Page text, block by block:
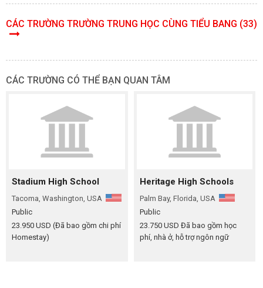
CÁC TRƯỜNG TRƯỜNG TRUNG HỌC CÙNG TIỂU BANG (33)
CÁC TRƯỜNG CÓ THỂ BẠN QUAN TÂM
Stadium High School
Tacoma, Washington, USA
Public
23.950 USD (Đã bao gồm chi phí
Homestay)
Heritage High Schools
Palm Bay, Florida, USA
Public
23.750 USD Đã bao gồm học
phí, nhà ở, hỗ trợ ngôn ngữ